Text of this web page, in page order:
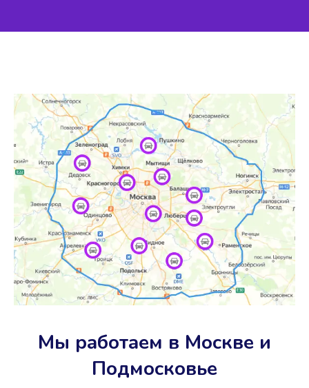
Мы работаем в Москве и
Подмосковье